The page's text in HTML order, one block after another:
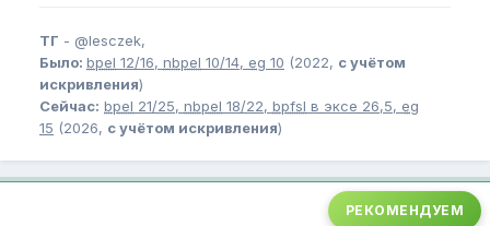
ТГ - @lesczek,
Было: bpel 12/16, nbpel 10/14, eg 10 (2022, с учётом
искривления)
Сейчас: bpel 21/25, nbpel 18/22, bpfsl в эксе 26,5, eg
15 (2026, с учётом искривления)
РЕКОМЕНДУЕМ